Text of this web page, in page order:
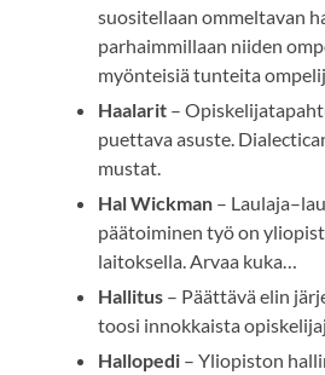
suositellaan ommeltavan
parhaimmillaan niiden
myönteisiä tunteita
Haalarit –
puettava asuste.
mustat.
Hal Wickman –
päätoiminen työ on
laitoksella. Arvaa kuka…
Hallitus – Päättävä elin
toosi innokkaista
Hallopedi – Yliopiston